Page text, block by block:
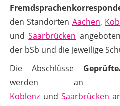
den Standorten Aachen,
undSaarbrücken
der bSb und die jeweilige
Die Abschlüsse
werden an
Koblenz und Saarbrücken